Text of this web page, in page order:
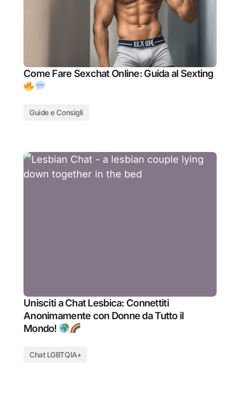
Come Fare Sexchat Online: Guida al Sexting
Guide e Consigli
Unisciti a Chat Lesbica: Connettiti
Anonimamente con Donne da Tutto il
Mondo!
Chat LGBTQIA+